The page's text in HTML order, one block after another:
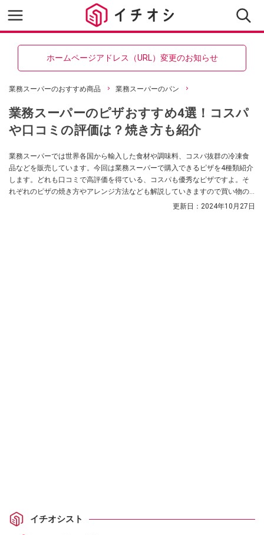
ホームページアドレス（URL）変更のお知らせ
業務スーパーのおすすめ商品 業務スーパーのパン
業務スーパーのピザおすすめ4選！コスパ
や口コミの評価は？焼き方も紹介
業務スーパーでは世界各国から輸入した食材や調味料、コスパ抜群の冷凍食
品などを販売しています。今回は業務スーパーで購入できるピザを4種類紹介
します。どれも口コミで高評価を得ている、コスパも優秀なピザですよ。そ
れぞれのピザの焼き方やアレンジ方法なども解説していきますので買い物の
更新日： 2024年10月27日
イチオシスト